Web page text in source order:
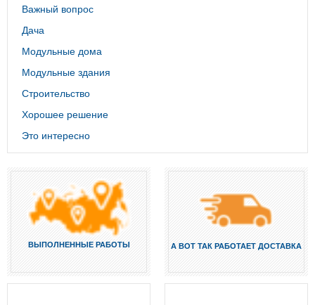
Важный вопрос
Дача
Модульные дома
Модульные здания
Строительство
Хорошее решение
Это интересно
ВЫПОЛНЕННЫЕ РАБОТЫ А ВОТ ТАК РАБОТАЕТ ДОСТАВКА